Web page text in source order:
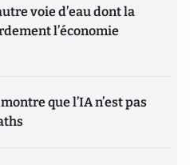
voie d’eau dont la
l’économie
que l’IA n’est pas